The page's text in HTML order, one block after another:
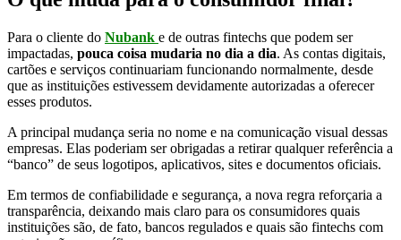
Para o cliente do Nubank e de outras fintechs que podem ser
impactadas, pouca coisa mudaria no dia a dia. As contas digitais,
cartões e serviços continuariam funcionando normalmente, desde
que as instituições estivessem devidamente autorizadas a oferecer
esses produtos.
A principal mudança seria no nome e na comunicação visual dessas
empresas. Elas poderiam ser obrigadas a retirar qualquer referência a
“banco” de seus logotipos, aplicativos, sites e documentos oficiais.
Em termos de confiabilidade e segurança, a nova regra reforçaria a
transparência, deixando mais claro para os consumidores quais
instituições são, de fato, bancos regulados e quais são fintechs com